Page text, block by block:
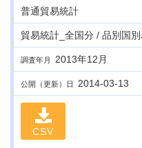
普通貿易統計
貿易統計_全国分 / 品別国
調査年月 2013年12月
公開（更新）日 2014-03-13
CSV